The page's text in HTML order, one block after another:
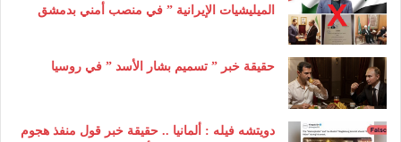
الميليشيات الإيرانية ” في منصب أمني بدمشق
حقيقة خبر ” تسميم بشار الأسد ” في روسيا
دويتشه فيله : ألمانيا .. حقيقة خبر قول منفذ هجوم